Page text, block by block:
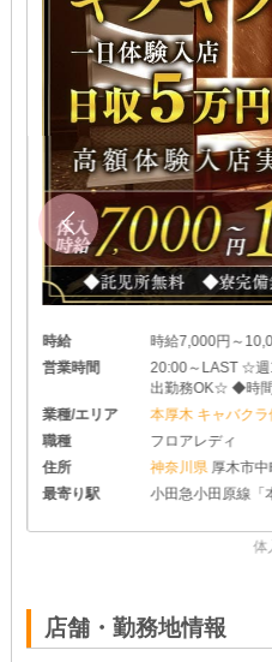
時給
時給7,000円～
営業時間
20:00～LAST ☆週
出勤務OK☆ ◆時
めさせて頂きます
業種/エリア
本厚木 キャバクラ
職種
フロアレディ
住所
神奈川県 厚木市
最寄り駅
小田急小田原線「
体
店舗・勤務地情報